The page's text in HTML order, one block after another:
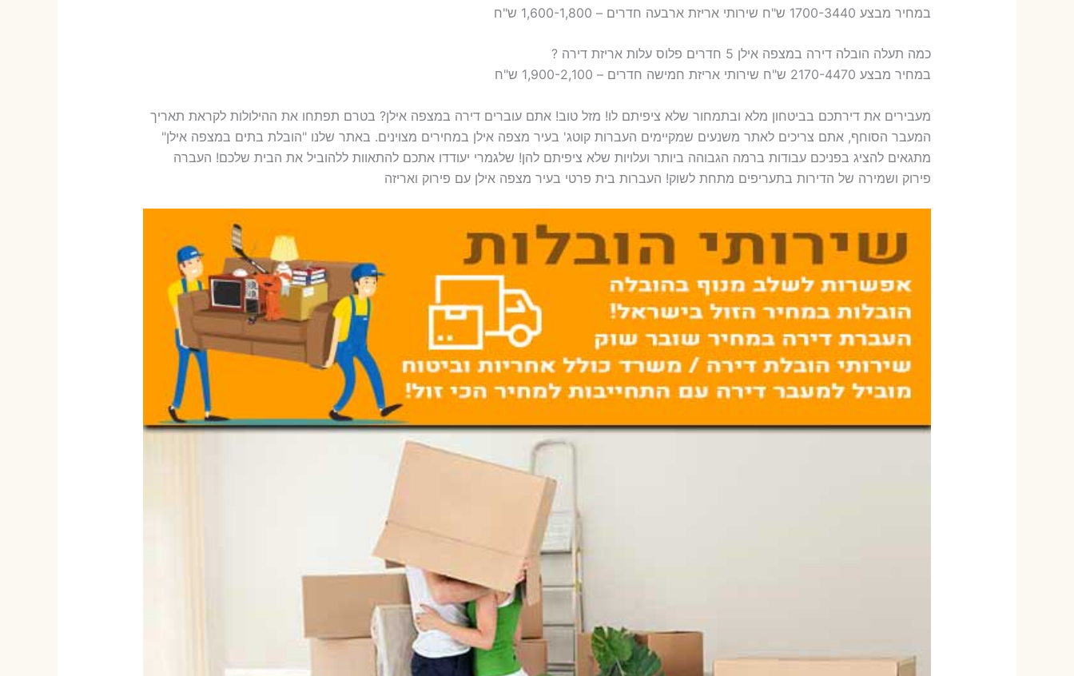
במחיר מבצע 1700-3440 ש"ח שירותי אריזת ארבעה חדרים – 1,600-1,800 ש"ח
כמה תעלה הובלה דירה במצפה אילן 5 חדרים פלוס עלות אריזת דירה ?
במחיר מבצע 2170-4470 ש"ח שירותי אריזת חמישה חדרים – 1,900-2,100 ש"ח
מעבירים את דירתכם בביטחון מלא ובתמחור שלא ציפיתם לו! מזל טוב! אתם עוברים דירה במצפה אילן? בטרם תפתחו את ההילולות לקראת תאריך
המעבר הסוחף, אתם צריכים לאתר משנעים שמקיימים העברות קוטג' בעיר מצפה אילן במחירים מצוינים. באתר שלנו "הובלת בתים במצפה אילן"
מתגאים להציג בפניכם עבודות ברמה הגבוהה ביותר ועלויות שלא ציפיתם להן! שלגמרי יעודדו אתכם להתאוות ללהוביל את הבית שלכם! העברה
פירוק ושמירה של הדירות בתעריפים מתחת לשוק! העברות בית פרטי בעיר מצפה אילן עם פירוק ואריזה